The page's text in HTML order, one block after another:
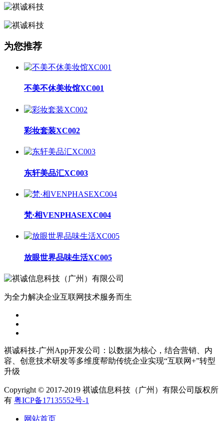
为您推荐
不美不休美妆馆XC001
彩妆套装XC002
东轩美品汇XC003
梵·相VENPHASEXC004
放眼世界品味生活XC005
为全力解决企业互联网技术服务而生
祺诚科技-广州App开发公司：以数据为核心，结合营销、内
容、创意技术研发等多维度帮助传统企业实现“互联网+”转型
升级
Copyright © 2017-2019 祺诚信息科技（广州）有限公司版权所
有 粤ICP备17135552号-1
网站首页